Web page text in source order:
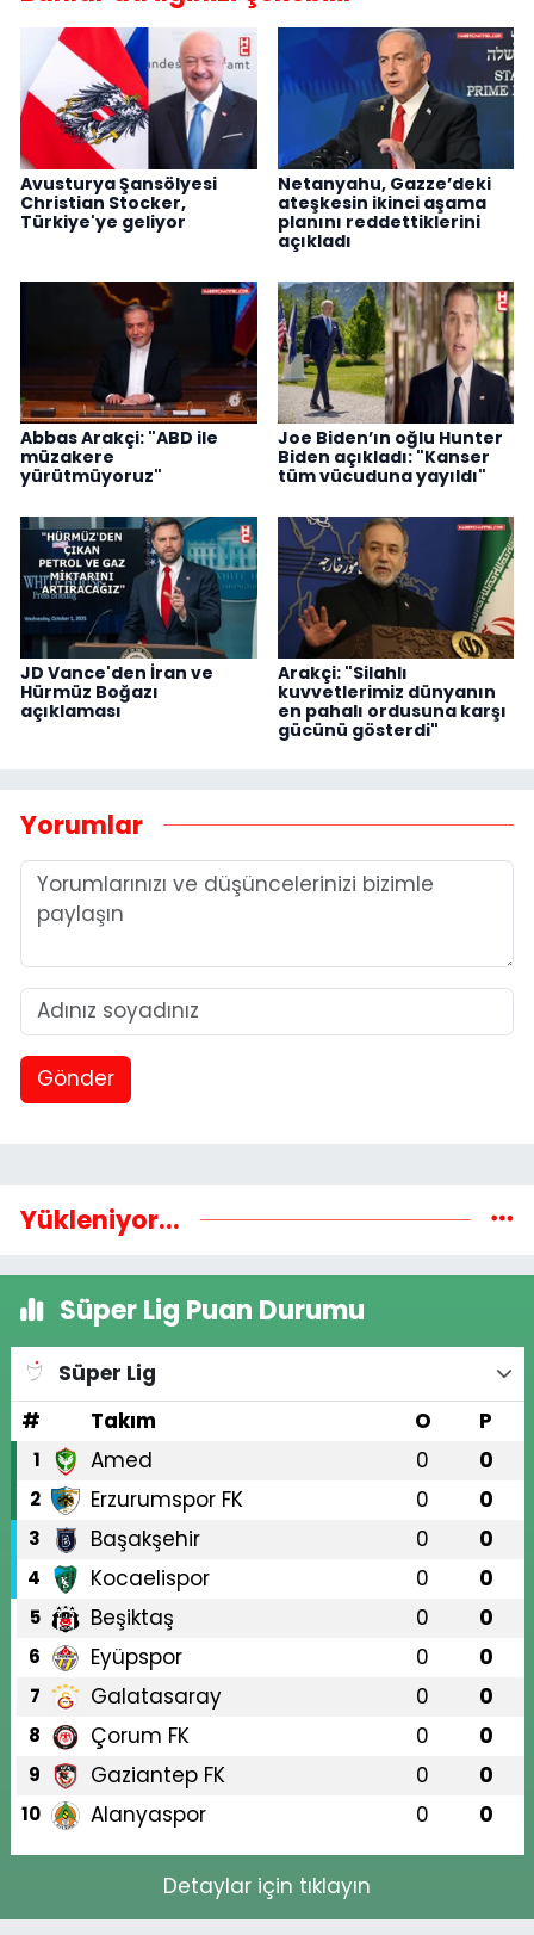
Avusturya Şansölyesi
Christian Stocker,
Türkiye'ye geliyor
Netanyahu, Gazze’deki
ateşkesin ikinci aşama
planını reddettiklerini
açıkladı
Abbas Arakçi: "ABD ile
müzakere
yürütmüyoruz"
Joe Biden’ın oğlu Hunter
Biden açıkladı: "Kanser
tüm vücuduna yayıldı"
JD Vance'den İran ve
Hürmüz Boğazı
açıklaması
Arakçi: "Silahlı
kuvvetlerimiz dünyanın
en pahalı ordusuna karşı
gücünü gösterdi"
Yorumlar
Gönder
Yükleniyor...
Süper Lig Puan Durumu
Süper Lig
#
Takım O P
1 Amed 0 0
2 Erzurumspor FK 0 0
3 Başakşehir 0 0
4 Kocaelispor 0 0
5 Beşiktaş 0 0
6 Eyüpspor 0 0
7 Galatasaray 0 0
8 Çorum FK 0 0
9 Gaziantep FK 0 0
10 Alanyaspor 0 0
Detaylar için tıklayın